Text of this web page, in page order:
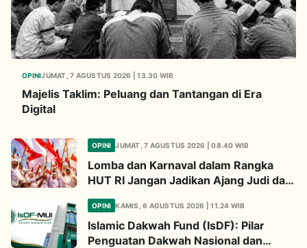
OPINIJUMAT, 7 AGUSTUS 2026 | 13.30 WIB
Majelis Taklim: Peluang dan Tantangan di Era
Digital
OPINI JUMAT, 7 AGUSTUS 2026 | 08.40 WIB
Lomba dan Karnaval dalam Rangka
HUT RI Jangan Jadikan Ajang Judi dan
OPINI KAMIS, 6 AGUSTUS 2026 | 11.24 WIB
Islamic Dakwah Fund (IsDF): Pilar
Penguatan Dakwah Nasional dan